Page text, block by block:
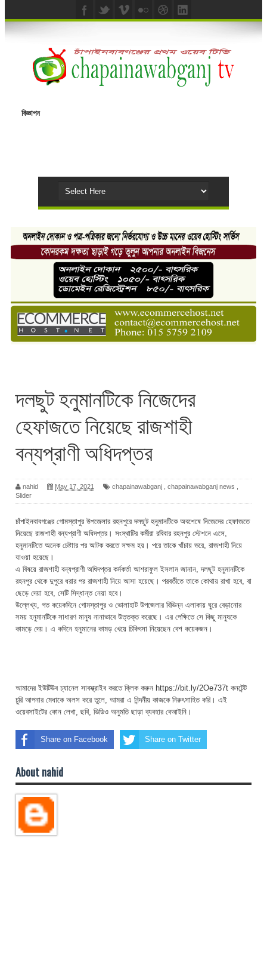
বিজ্ঞাপন
দলছুট হনুমানটিকে নিজেদের
হেফাজতে নিয়েছে রাজশাহী
বন্যপ্রাণী অধিদপ্তর
nahid May 17, 2021 chapainawabganj chapainawabganj news
Slider
চাঁপাইনবাবগঞ্জের গোমস্তাপুর উপজেলার রহনপুরে দলছুট হনুমানটিকে অবশেষে নিজেদের হেফাজতে
নিয়েছে রাজশাহী বন্যপ্রাণী অধিদপ্তর। সংস্থাটির কর্মীরা রবিবার রহনপুর স্টেশনে এসে,
হনুমানটিতে অনেক চেষ্টাার পর আটক করতে সক্ষম হয়। পরে তাকে খাঁচায় ভরে, রাজশাহী নিয়ে
যাওয়া হয়েছে।
এ বিষয়ে রাজশাহী বন্যপ্রাণী অধিদপ্তর কর্মকর্তা আশরাফুল ইসলাম জানান, দলছুট হনুমানটিকে
রহনপুর থেকে দুপুরে ধরার পর রাজশাহী নিয়ে আসা হয়েছে। পরবর্তীতে তাকে কোথায় রাখা হবে, বা
ছেড়ে দেয়া হবে, সেটি সিদ্ধান্ত নেয়া হবে।
উল্লেখ্য, গত কয়েকদিনে গোমস্তাপুর ও ভোলাহাট উপজেলার বিভিন্ন এলাকায় ঘুরে বেড়ানোর
সময় হনুমানটিকে সাধারণ মানুষ নানাভাবে উত্তক্ত করেছে। এর পেক্ষিতে সে কিছু মানুষকে
কামড়ে দেয়। এ কদিনে হনুমানের কামড় খেয়ে চিকিৎসা নিয়েছেন বেশ কয়েকজন।
আমাদের ইউটিউব চ্যানেল সাবস্ক্রাইব করতে ক্লিক করুন https://bit.ly/2Oe737t কনটেন্ট
চুরি আপনার মেধাকে অলস করে তুলে, আমরা এ নিন্দনীয় কাজকে নিরুৎসাহিত করি। এই
ওয়েবসাইটের কোন লেখা, ছবি, ভিডিও অনুমতি ছাড়া ব্যবহার বেআইনি।
Share on Facebook Share on Twitter
About nahid